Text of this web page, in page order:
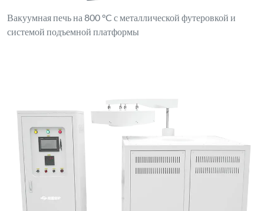
Вакуумная печь на 800 °C с металлической футеровкой и
системой подъемной платформы